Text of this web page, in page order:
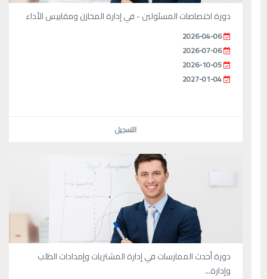
دورة اختصاصات المسئولين - في إدارة المخازن ومقاييس الأداء
2026-04-06
2026-07-06
2026-10-05
2027-01-04
التسجيل
دورة أحدث الممارسات في إدارة المشتريات وإمدادات الطلب
وإدارة...